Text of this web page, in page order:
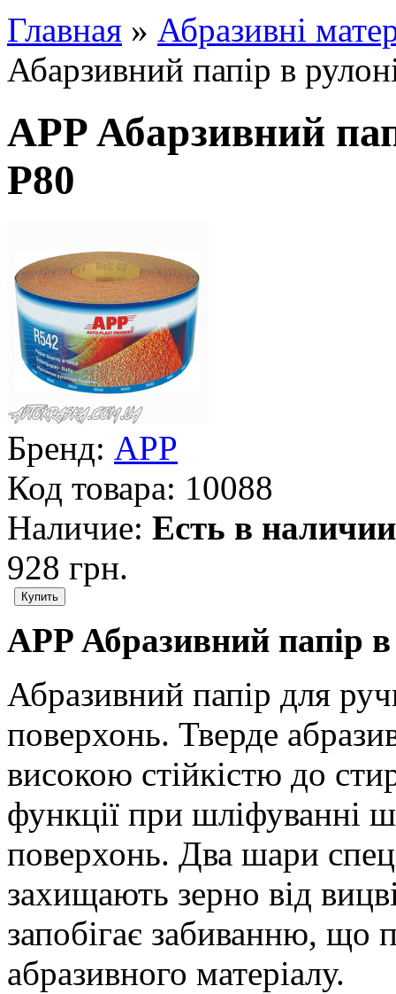
Главная » Абразивні
Абарзивний папір в
APP Абарзивний
Р80
Бренд: APP
Код товара: 10088
Наличие: Есть в наличии
928 грн.
APP Абразивний папір
Абразивний папір для
поверхонь. Тверде
високою стійкістю до
функції при шліфуванні
поверхонь. Два шари
захищають зерно від
запобігає забиванню, що
абразивного матеріалу.